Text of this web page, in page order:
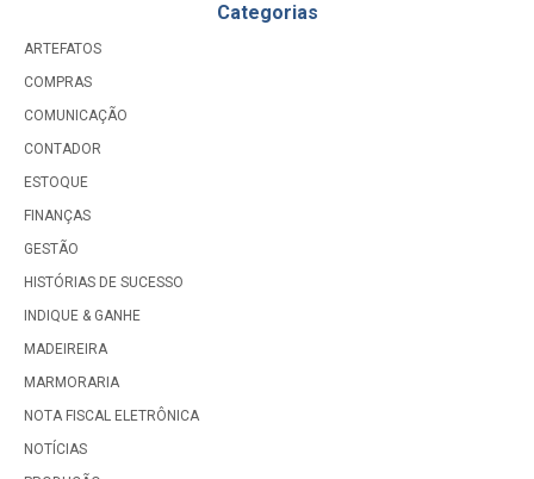
Categorias
ARTEFATOS
COMPRAS
COMUNICAÇÃO
CONTADOR
ESTOQUE
FINANÇAS
GESTÃO
HISTÓRIAS DE SUCESSO
INDIQUE & GANHE
MADEIREIRA
MARMORARIA
NOTA FISCAL ELETRÔNICA
NOTÍCIAS